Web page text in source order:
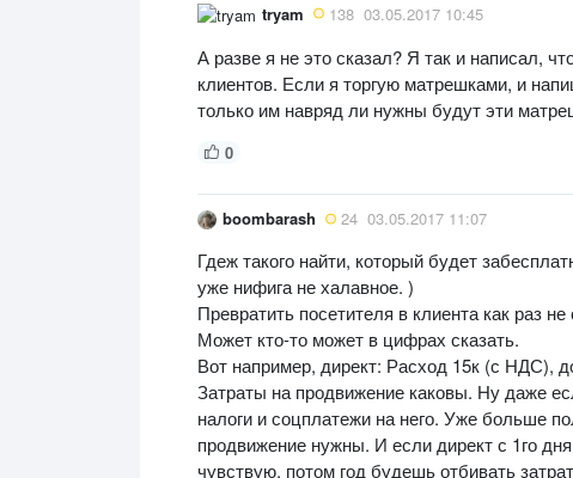
tryam 138 03.05.2017 10:45
А разве я не это сказал? Я так и написал,
клиентов. Если я торгую матрешками, и
только им навряд ли нужны будут эти
0
boombarash 24 03.05.2017 11:07
Гдеж такого найти, который будет
уже нифига не халавное. )
Превратить посетителя в клиента как раз
Может кто-то может в цифрах сказать.
Вот например, директ: Расход 15к (с НДС),
Затраты на продвижение каковы. Ну даже
налоги и соцплатежи на него. Уже больше
продвижение нужны. И если директ с 1го
чувствую, потом год будешь отбивать